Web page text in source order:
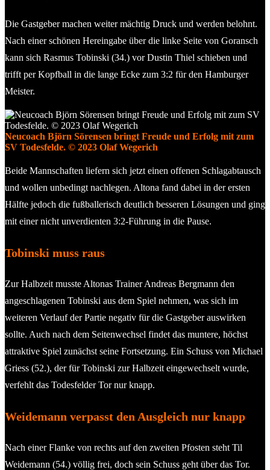
Die Gastgeber machen weiter mächtig Druck und werden belohnt.
Nach einer schönen Hereingabe über die linke Seite von Goransch
kann sich Rasmus Tobinski (34.) vor Dustin Thiel schieben und
trifft per Kopfball in die lange Ecke zum 3:2 für den Hamburger
Meister.
Neucoach Björn Sörensen bringt Freude und Erfolg mit zum
SV Todesfelde. © 2023 Olaf Wegerich
Beide Mannschaften liefern sich jetzt einen offenen Schlagabtausch
und wollen unbedingt nachlegen. Altona fand dabei in der ersten
Hälfte jedoch die fußballerisch deutlich besseren Lösungen und ging
mit einer nicht unverdienten 3:2-Führung in die Pause.
Tobinski muss raus
Zur Halbzeit musste Altonas Trainer Andreas Bergmann den
angeschlagenen Tobinski aus dem Spiel nehmen, was sich im
weiteren Verlauf der Partie negativ für die Gastgeber auswirken
sollte. Auch nach dem Seitenwechsel findet das muntere, höchst
attraktive Spiel zunächst seine Fortsetzung. Ein Schuss von Michael
Griess (52.), der für Tobinski zur Halbzeit eingewechselt wurde,
verfehlt das Todesfelder Tor nur knapp.
Weidemann verpasst den Ausgleich nur knapp
Nach einer Flanke von rechts auf den zweiten Pfosten steht Til
Weidemann (54.) völlig frei, doch sein Schuss geht über das Tor.